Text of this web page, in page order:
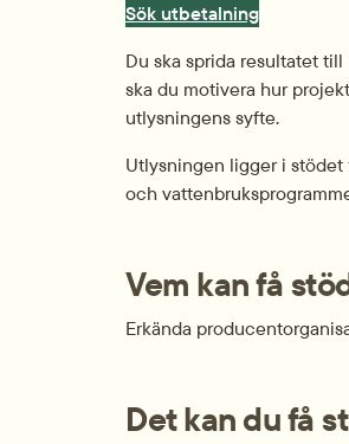
Sök utbetalning
Du ska sprida resultatet
ska du motivera hur
utlysningens syfte.
Utlysningen ligger i
och
Vem kan få
Erkända
Det kan du få